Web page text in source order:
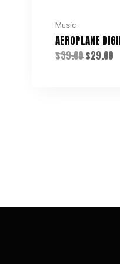
Music
AEROPLANE
$39.00 $29.00